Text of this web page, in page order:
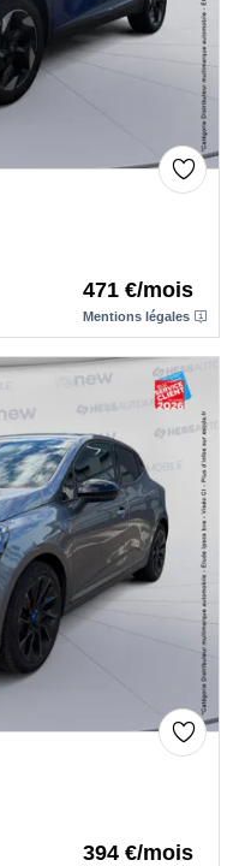
471 €/mois
Mentions légales
394 €/mois